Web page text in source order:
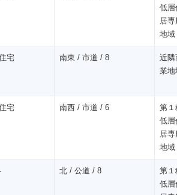
低層
居専
地域
宅 南東 / 市道 / 8
近隣
業地
宅 南西 / 市道 / 6
第１
低層
居専
地域
北 / 公道 / 8
第１
低層